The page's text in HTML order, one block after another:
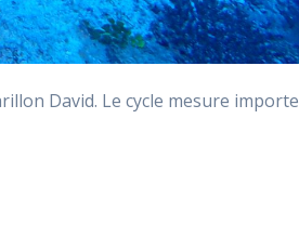
David. Le cycle mesure importe